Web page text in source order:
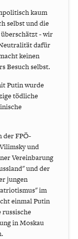
kaum
selbst und die
- wir
dafür
keinen
Besuch selbst.
Putin wurde
tödliche
der FPÖ-
und
Vereinbarung
und der
jungen
im
einmal Putin
russische
in Moskau